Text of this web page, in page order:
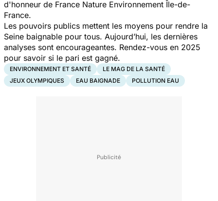
d'honneur de France Nature Environnement Île-de-
France.
Les pouvoirs publics mettent les moyens pour rendre la
Seine baignable pour tous. Aujourd’hui, les dernières
analyses sont encourageantes. Rendez-vous en 2025
pour savoir si le pari est gagné.
ENVIRONNEMENT ET SANTÉ
LE MAG DE LA SANTÉ
JEUX OLYMPIQUES
EAU BAIGNADE POLLUTION EAU